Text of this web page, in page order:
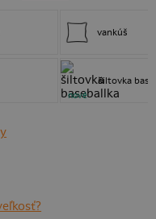
vankúš
šiltovka
nové